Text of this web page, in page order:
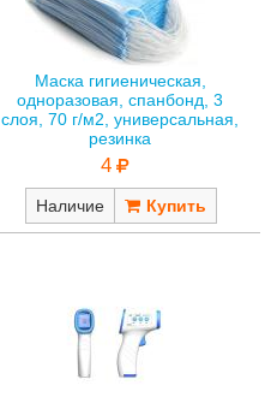
Маска гигиеническая,
одноразовая, спанбонд, 3
слоя, 70 г/м2, универсальная,
резинка
4
Наличие